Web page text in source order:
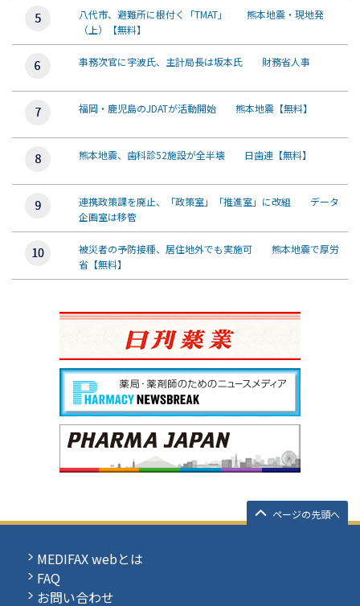
八代市、避難所に根付く「TMAT」 熊本地震・現地発
（上）【無料】
事務次官に宇波氏、主計局長は坂本氏 財務省人事
福岡・鹿児島のJDATが活動開始 熊本地震【無料】
熊本地震、歯科診52施設が全半壊 日歯連【無料】
連携政策課を廃止、「政策室」「推進室」に改組 データ
企画室は移管
被災者の予防接種、居住地外でも実施可 熊本地震で厚労
省【無料】
ページの先頭へ
MEDIFAX webとは
FAQ
お問い合わせ